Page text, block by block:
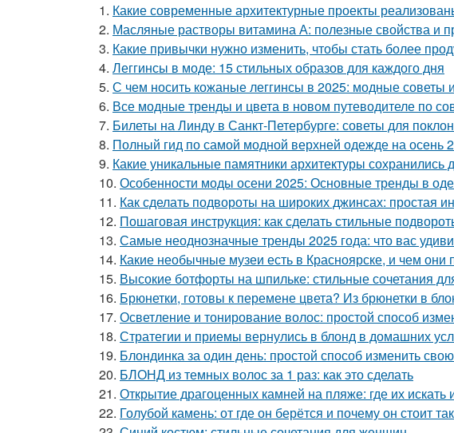
1. Какие современные архитектурные проекты
2. Масляные растворы витамина А: полезные свойства и
3. Какие привычки нужно изменить, чтобы стать более
4. Леггинсы в моде: 15 стильных образов для каждого дня
5. С чем носить кожаные леггинсы в 2025: модные советы
6. Все модные тренды и цвета в новом путеводителе по
7. Билеты на Линду в Санкт-Петербурге: советы для
8. Полный гид по самой модной верхней одежде на осень
9. Какие уникальные памятники архитектуры сохранились
10. Особенности моды осени 2025: Основные тренды в
11. Как сделать подвороты на широких джинсах: простая
12. Пошаговая инструкция: как сделать стильные
13. Самые неоднозначные тренды 2025 года: что вас
14. Какие необычные музеи есть в Красноярске, и чем они
15. Высокие ботфорты на шпильке: стильные сочетания
16. Брюнетки, готовы к перемене цвета? Из брюнетки в
17. Осветление и тонирование волос: простой способ
18. Стратегии и приемы вернулись в блонд в домашних
19. Блондинка за один день: простой способ изменить
20. БЛОНД из темных волос за 1 раз: как это сделать
21. Открытие драгоценных камней на пляже: где их искать
22. Голубой камень: от где он берётся и почему он стоит